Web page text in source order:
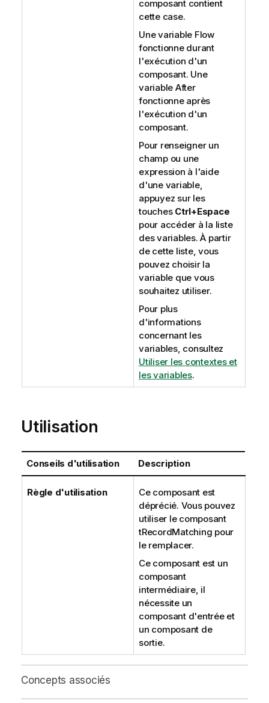
composant contient
cette case.
Une variable Flow
fonctionne durant
l'exécution d'un
composant. Une
variable After
fonctionne après
l'exécution d'un
composant.
Pour renseigner un
champ ou une
expression à l'aide
d'une variable,
appuyez sur les
touches Ctrl+Espace
pour accéder à la liste
des variables. À partir
de cette liste, vous
pouvez choisir la
variable que vous
souhaitez utiliser.
Pour plus
d'informations
concernant les
variables, consultez
Utiliser les contextes et
les variables.
Utilisation
Conseils d'utilisation Description
Règle d'utilisation
Ce composant est
déprécié. Vous pouvez
utiliser le composant
tRecordMatching pour
le remplacer.
Ce composant est un
composant
intermédiaire, il
nécessite un
composant d'entrée et
un composant de
sortie.
Concepts associés